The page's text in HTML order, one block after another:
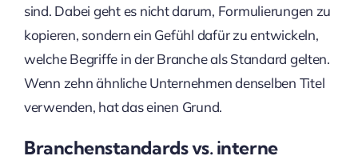
sind. Dabei geht es nicht darum, Formulierungen zu
kopieren, sondern ein Gefühl dafür zu entwickeln,
welche Begriffe in der Branche als Standard gelten.
Wenn zehn ähnliche Unternehmen denselben Titel
verwenden, hat das einen Grund.
Branchenstandards vs. interne